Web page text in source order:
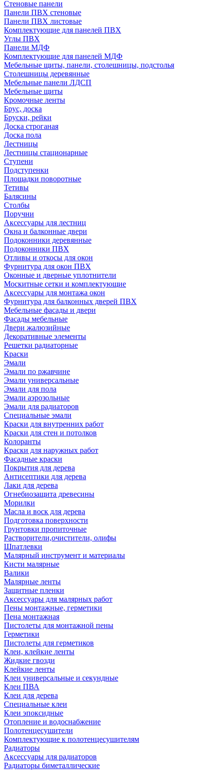
Стеновые панели
Панели ПВХ стеновые
Панели ПВХ листовые
Комплектующие для панелей ПВХ
Углы ПВХ
Панели МДФ
Комплектующие для панелей МДФ
Мебельные щиты, панели, столешницы, подстолья
Столешницы деревянные
Мебельные панели ЛДСП
Мебельные щиты
Кромочные ленты
Брус, доска
Бруски, рейки
Доска строганая
Доска пола
Лестницы
Лестницы стационарные
Ступени
Подступенки
Площадки поворотные
Тетивы
Балясины
Столбы
Поручни
Аксессуары для лестниц
Окна и балконные двери
Подоконники деревянные
Подоконники ПВХ
Отливы и откосы для окон
Фурнитура для окон ПВХ
Оконные и дверные уплотнители
Москитные сетки и комплектующие
Аксессуары для монтажа окон
Фурнитура для балконных дверей ПВХ
Мебельные фасады и двери
Фасады мебельные
Двери жалюзийные
Декоративные элементы
Решетки радиаторные
Краски
Эмали
Эмали по ржавчине
Эмали универсальные
Эмали для пола
Эмали аэрозольные
Эмали для радиаторов
Специальные эмали
Краски для внутренних работ
Краски для стен и потолков
Колоранты
Краски для наружных работ
Фасадные краски
Покрытия для дерева
Антисептики для дерева
Лаки для дерева
Огнебиозащита древесины
Морилки
Масла и воск для дерева
Подготовка поверхности
Грунтовки пропиточные
Растворители,очистители, олифы
Шпатлевки
Малярный инструмент и материалы
Кисти малярные
Валики
Малярные ленты
Защитные пленки
Аксессуары для малярных работ
Пены монтажные, герметики
Пена монтажная
Пистолеты для монтажной пены
Герметики
Пистолеты для герметиков
Клеи, клейкие ленты
Жидкие гвозди
Клейкие ленты
Клеи универсальные и секундные
Клеи ПВА
Клеи для дерева
Специальные клеи
Клеи эпоксидные
Отопление и водоснабжение
Полотенцесушители
Комплектующие к полотенцесушителям
Радиаторы
Аксессуары для радиаторов
Радиаторы биметаллические